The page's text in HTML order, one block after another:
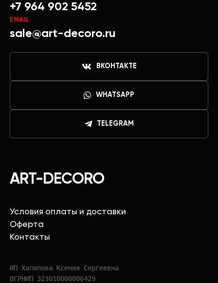
ART-DECORO
Условия оплаты и доставки
Оферта
Контакты
ИП Халилова Ксения Сергеевна
ОГРНИП 323010000006429
+7 964 902 5452
EMAIL
sale@art-decoro.ru
ВКОНТАКТЕ
WHATSAPP
TELEGRAM